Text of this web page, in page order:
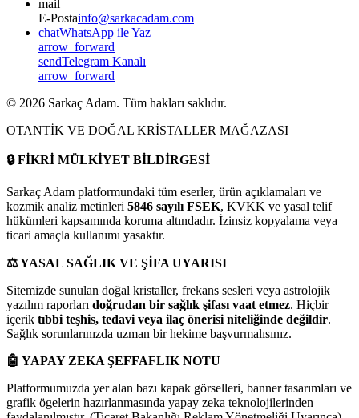
mail
E-Postainfo@sarkacadam.com
chatWhatsApp ile Yaz
arrow_forward
sendTelegram Kanalı
arrow_forward
© 2026 Sarkaç Adam. Tüm hakları saklıdır.
OTANTİK VE DOĞAL KRİSTALLER MAĞAZASI
🔒FİKRİ MÜLKİYET BİLDİRGESİ
Sarkaç Adam platformundaki tüm eserler, ürün açıklamaları ve
kozmik analiz metinleri 5846 sayılı FSEK, KVKK ve yasal telif
hükümleri kapsamında koruma altındadır. İzinsiz kopyalama veya
ticari amaçla kullanımı yasaktır.
⚖️YASAL SAĞLIK VE ŞİFA UYARISI
Sitemizde sunulan doğal kristaller, frekans sesleri veya astrolojik
yazılım raporları doğrudan bir sağlık şifası vaat etmez. Hiçbir
içerik tıbbi teşhis, tedavi veya ilaç önerisi niteliğinde değildir.
Sağlık sorunlarınızda uzman bir hekime başvurmalısınız.
🤖 YAPAY ZEKA ŞEFFAFLIK NOTU
Platformumuzda yer alan bazı kapak görselleri, banner tasarımları ve
grafik ögelerin hazırlanmasında yapay zeka teknolojilerinden